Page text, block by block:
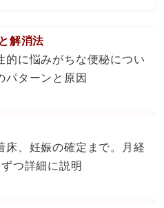
解消法
的に悩みがちな便秘につい
パターンと原因
床、妊娠の確定まで。月経
つ詳細に説明